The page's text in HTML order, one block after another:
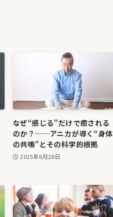
なぜ“感じる”だけで癒される
のか？──アニカが導く“身体
の共鳴”とその科学的根拠
2025年6月28日